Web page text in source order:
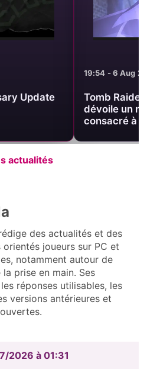
Update
19:54 - 6 Aug
Tomb
dévoile un
consacré à
actualités
des actualités et des
orientés joueurs sur PC et
notamment autour de
prise en main. Ses
réponses utilisables, les
versions antérieures et
2026 à 01:31